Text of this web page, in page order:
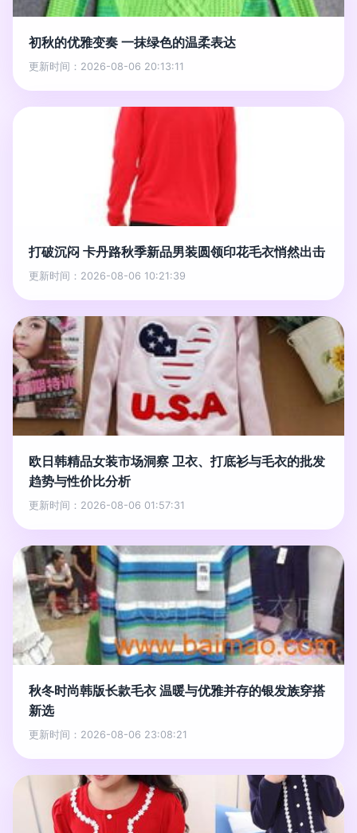
初秋的优雅变奏 一抹绿色的温柔表达
更新时间：2026-08-06 20:13:11
打破沉闷 卡丹路秋季新品男装圆领印花毛衣悄然出击
更新时间：2026-08-06 10:21:39
欧日韩精品女装市场洞察 卫衣、打底衫与毛衣的批发
趋势与性价比分析
更新时间：2026-08-06 01:57:31
秋冬时尚韩版长款毛衣 温暖与优雅并存的银发族穿搭
新选
更新时间：2026-08-06 23:08:21